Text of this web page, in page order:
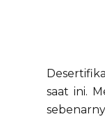
saat ini.